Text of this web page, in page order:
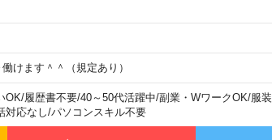
けます＾＾（規定あり）
OK/履歴書不要/40～50代活躍中/副業・WワークOK/服
対応なし/パソコンスキル不要